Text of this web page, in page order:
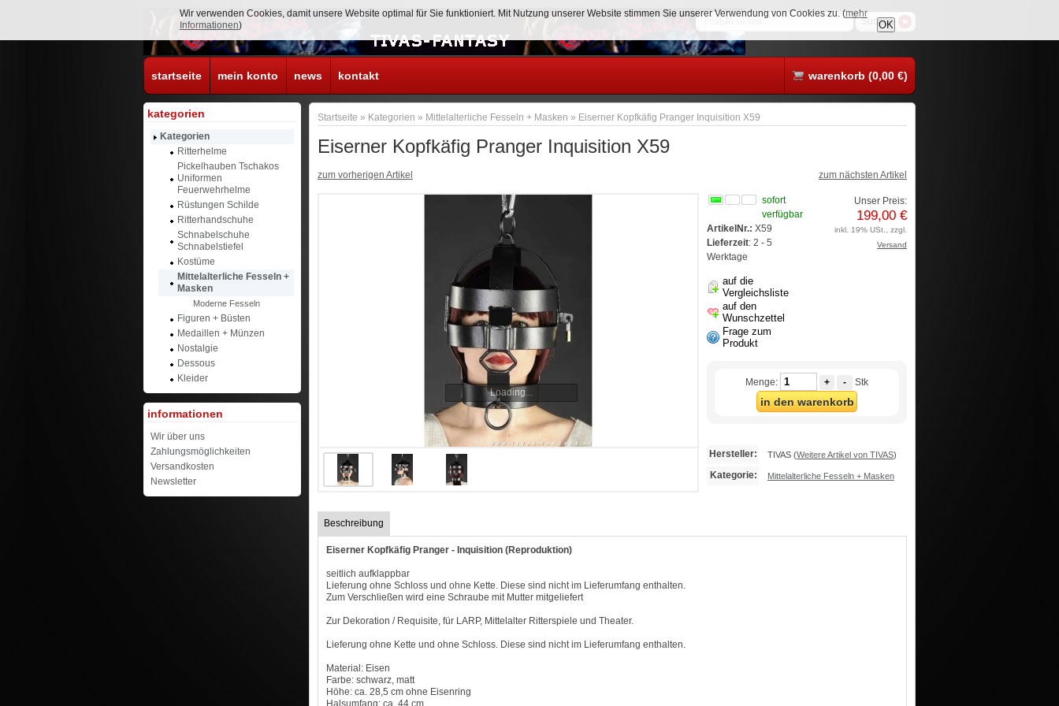
startseite mein konto news kontakt warenkorb (0,00 €)
Startseite » Kategorien » Mittelalterliche Fesseln + Masken » Eiserner Kopfkäfig Pranger Inquisition X59
Eiserner Kopfkäfig Pranger Inquisition X59
zum vorherigen Artikel zum nächsten Artikel
Loading...
sofort
verfügbar
ArtikelNr.: X59
Lieferzeit: 2 - 5
Werktage
auf die
Vergleichsliste
auf den
Wunschzettel
Frage zum
Produkt
Unser Preis:
199,00 €
inkl. 19% USt., zzgl.
Versand
Menge: + - Stk
in den warenkorb
Hersteller: TIVAS (Weitere Artikel von TIVAS)
Kategorie: Mittelalterliche Fesseln + Masken
Beschreibung
Eiserner Kopfkäfig Pranger - Inquisition (Reproduktion)
seitlich aufklappbar
Lieferung ohne Schloss und ohne Kette. Diese sind nicht im Lieferumfang enthalten.
Zum Verschließen wird eine Schraube mit Mutter mitgeliefert
Zur Dekoration / Requisite, für LARP, Mittelalter Ritterspiele und Theater.
Lieferung ohne Kette und ohne Schloss. Diese sind nicht im Lieferumfang enthalten.
Material: Eisen
Farbe: schwarz, matt
Höhe: ca. 28,5 cm ohne Eisenring
Halsumfang: ca. 44 cm
kategorien
Kategorien
Ritterhelme
Pickelhauben Tschakos
Uniformen
Feuerwehrhelme
Rüstungen Schilde
Ritterhandschuhe
Schnabelschuhe
Schnabelstiefel
Kostüme
Mittelalterliche Fesseln +
Masken
Moderne Fesseln
Figuren + Büsten
Medaillen + Münzen
Nostalgie
Dessous
Kleider
informationen
Wir über uns
Zahlungsmöglichkeiten
Versandkosten
Newsletter
Wir verwenden Cookies, damit unsere Website optimal für Sie funktioniert. Mit Nutzung unserer Website stimmen Sie unserer Verwendung von Cookies zu. (mehr
Informationen) OK